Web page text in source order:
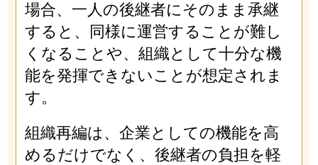
場合、一人の後継者にそのまま承継
すると、同様に運営することが難し
くなることや、組織として十分な機
能を発揮できないことが想定されま
す。
組織再編は、企業としての機能を高
めるだけでなく、後継者の負担を軽